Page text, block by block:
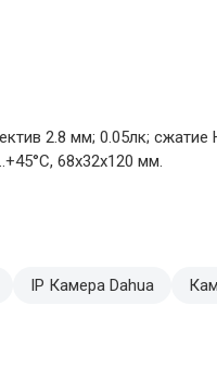
2.8 мм; 0.05лк; сжатие
68х32х120 мм.
IP Камера Dahua